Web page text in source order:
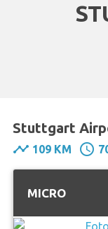
Stuttgart
timeline 109 KM schedule
MICRO